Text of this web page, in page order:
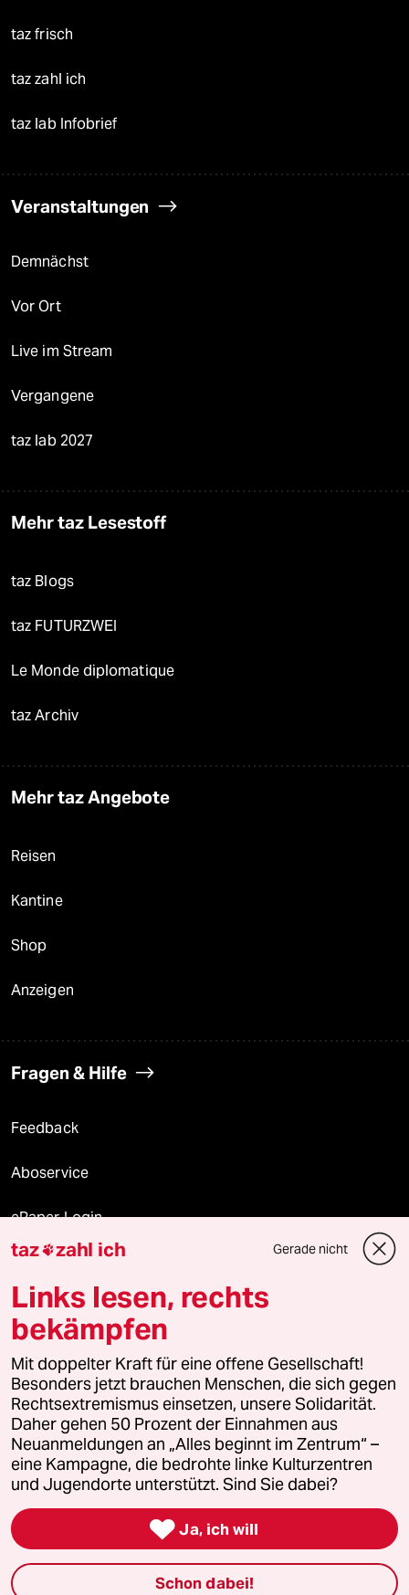
taz frisch
taz zahl ich
taz lab Infobrief
Veranstaltungen
Demnächst
Vor Ort
Live im Stream
Vergangene
taz lab 2027
Mehr taz Lesestoff
taz Blogs
taz FUTURZWEI
Le Monde diplomatique
taz Archiv
Mehr taz Angebote
Reisen
Kantine
Shop
Anzeigen
Fragen & Hilfe
Feedback
Aboservice
ePaper Login
Downloads für Abonnierende
© 2026 taz Verlags und Vertriebs GmbH
Alle Rechte vorbehalten. Bei rechtlichen Fragen oder für Genehmigungen
wenden Sie sich bitte an
lizenzen@taz.de
Feedback Redaktionsstatut Kommune-Richtlinien
Leitlinie Informant Datenschutz Impressum AGB
Seitenwende Einwilligungen widerrufen (Ads)
taz zahl ich Gerade nicht
Links lesen, rechts
bekämpfen
Mit doppelter Kraft für eine offene Gesellschaft!
Besonders jetzt brauchen Menschen, die sich gegen
Rechtsextremismus einsetzen, unsere Solidarität.
Daher gehen 50 Prozent der Einnahmen aus
Neuanmeldungen an „Alles beginnt im Zentrum“ –
eine Kampagne, die bedrohte linke Kulturzentren
und Jugendorte unterstützt. Sind Sie dabei?
 Ja, ich will
Schon dabei!